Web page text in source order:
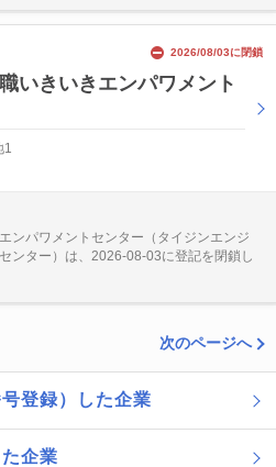
2026/08/03に閉鎖
いきいきエンパワメント
1
ンパワメントセンター（タイジンエンジ
ンター）は、2026-08-03に登記を閉鎖し
次のページへ
登録）した企業
企業